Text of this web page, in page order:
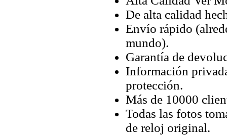
De alta calidad
Envío rápido
mundo).
Garantía de
Información
protección.
Más de 10000
Todas las fotos
de reloj original.